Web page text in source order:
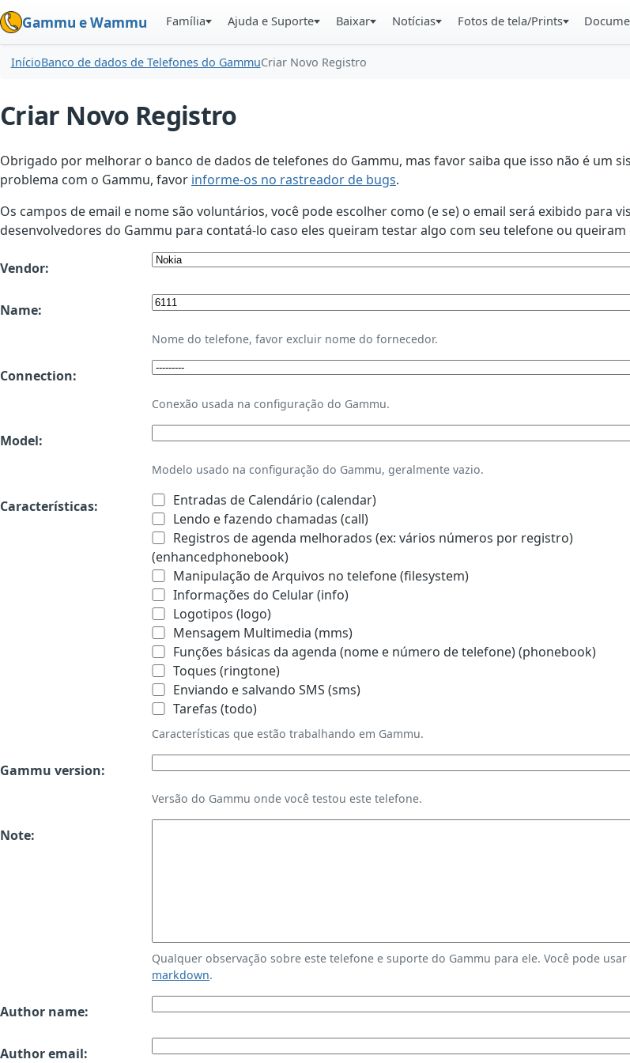
Gammu e Wammu Família Ajuda e Suporte Baixar Notícias Fotos de tela/Prints
InícioBanco de dados de Telefones do GammuCriar Novo Registro
Criar Novo Registro
Obrigado por melhorar o banco de dados de telefones do Gammu, mas favor saiba que isso não é um
problema com o Gammu, favor informe-os no rastreador de bugs.
Os campos de email e nome são voluntários, você pode escolher como (e se) o email será exibido para
desenvolvedores do Gammu para contatá-lo caso eles queiram testar algo com seu telefone ou
Vendor:
Name:
Nome do telefone, favor excluir nome do fornecedor.
Connection:
Conexão usada na configuração do Gammu.
Model:
Modelo usado na configuração do Gammu, geralmente vazio.
Características:
Entradas de Calendário (calendar)
Lendo e fazendo chamadas (call)
Registros de agenda melhorados (ex: vários números por registro)
(enhancedphonebook)
Manipulação de Arquivos no telefone (filesystem)
Informações do Celular (info)
Logotipos (logo)
Mensagem Multimedia (mms)
Funções básicas da agenda (nome e número de telefone) (phonebook)
Toques (ringtone)
Enviando e salvando SMS (sms)
Tarefas (todo)
Características que estão trabalhando em Gammu.
Gammu version:
Versão do Gammu onde você testou este telefone.
Note:
Qualquer observação sobre este telefone e suporte do Gammu para ele. Você pode usar
markdown.
Author name:
Author email: